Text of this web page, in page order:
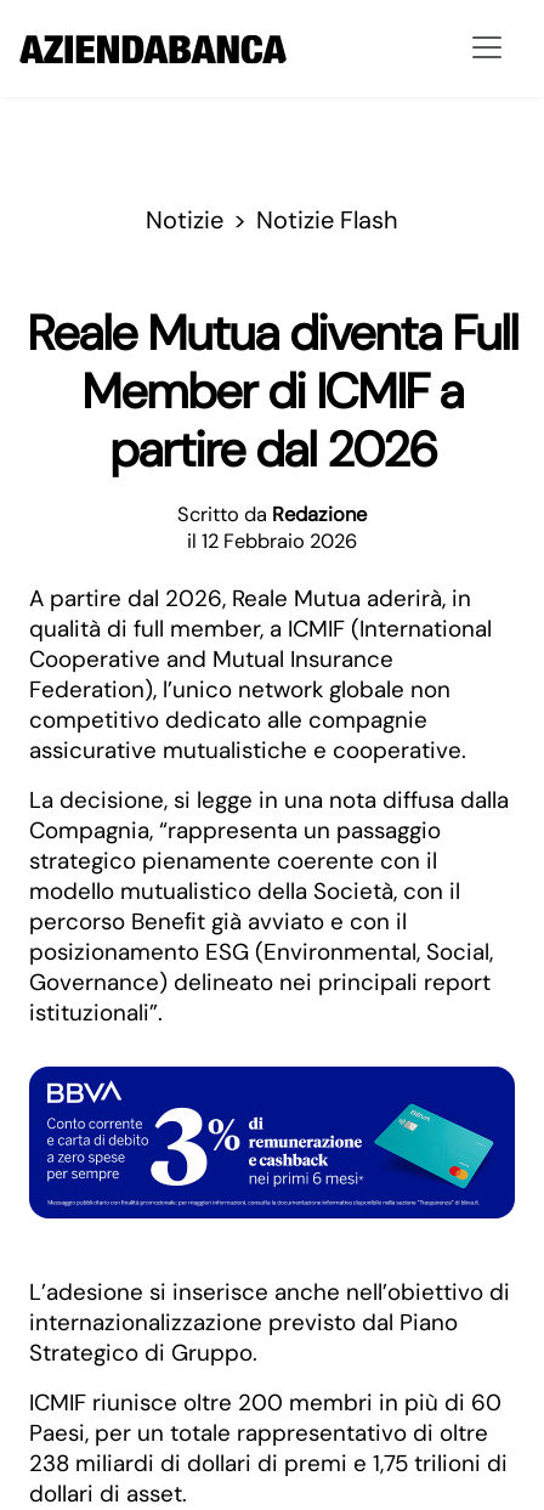
Notizie Notizie Flash
Reale Mutua diventa Full
Member di ICMIF a
partire dal 2026
Scritto da Redazione
il 12 Febbraio 2026
A partire dal 2026, Reale Mutua aderirà, in
qualità di full member, a ICMIF (International
Cooperative and Mutual Insurance
Federation), l’unico network globale non
competitivo dedicato alle compagnie
assicurative mutualistiche e cooperative.
La decisione, si legge in una nota diffusa dalla
Compagnia, “rappresenta un passaggio
strategico pienamente coerente con il
modello mutualistico della Società, con il
percorso Beneﬁt già avviato e con il
posizionamento ESG (Environmental, Social,
Governance) delineato nei principali report
istituzionali”.
L’adesione si inserisce anche nell’obiettivo di
internazionalizzazione previsto dal Piano
Strategico di Gruppo.
ICMIF riunisce oltre 200 membri in più di 60
Paesi, per un totale rappresentativo di oltre
238 miliardi di dollari di premi e 1,75 trilioni di
dollari di asset.